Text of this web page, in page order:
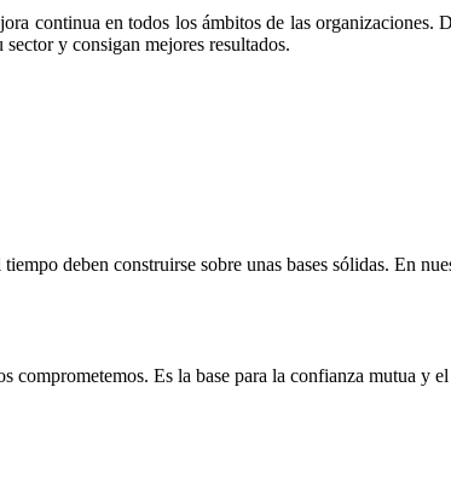
continua en todos los ámbitos de las
y consigan mejores resultados.
deben construirse sobre unas bases sólidas. En
Es la base para la confianza mutua y el